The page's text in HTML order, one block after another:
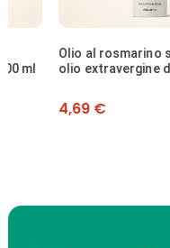
Olio al rosmarino spray in
olio extravergine di oliva -
4,69 €